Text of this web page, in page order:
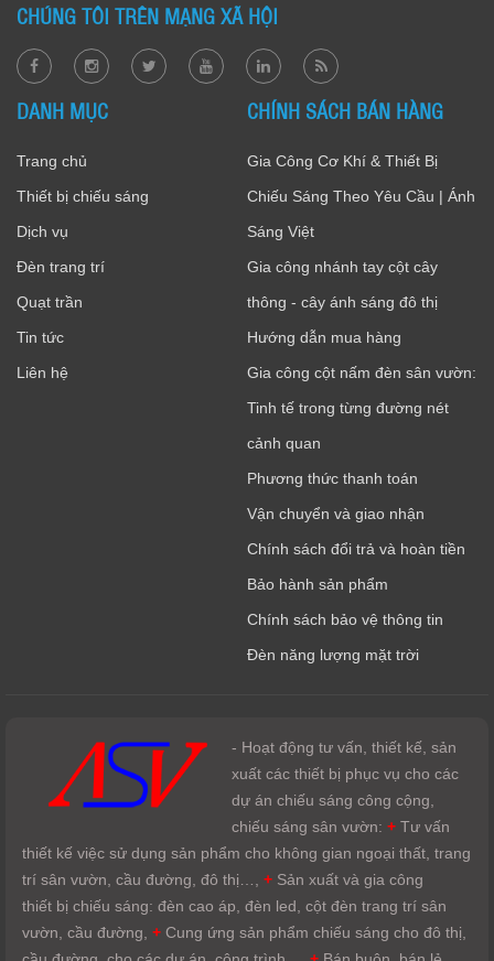
CHÚNG TÔI TRÊN MẠNG XÃ HỘI
DANH MỤC
Trang chủ
Thiết bị chiếu sáng
Dịch vụ
Đèn trang trí
Quạt trần
Tin tức
Liên hệ
CHÍNH SÁCH BÁN HÀNG
Gia Công Cơ Khí & Thiết Bị
Chiếu Sáng Theo Yêu Cầu | Ánh
Sáng Việt
Gia công nhánh tay cột cây
thông - cây ánh sáng đô thị
Hướng dẫn mua hàng
Gia công cột nấm đèn sân vườn:
Tinh tế trong từng đường nét
cảnh quan
Phương thức thanh toán
Vận chuyển và giao nhận
Chính sách đổi trả và hoàn tiền
Bảo hành sản phẩm
Chính sách bảo vệ thông tin
Đèn năng lượng mặt trời
- Hoạt động tư vấn, thiết kế, sản
xuất các thiết bị phục vụ cho các
dự án chiếu sáng công cộng,
chiếu sáng sân vườn: + Tư vấn
thiết kế việc sử dụng sản phẩm cho không gian ngoại thất, trang
trí sân vườn, cầu đường, đô thị…, + Sản xuất và gia công
thiết bị chiếu sáng: đèn cao áp, đèn led, cột đèn trang trí sân
vườn, cầu đường, + Cung ứng sản phẩm chiếu sáng cho đô thị,